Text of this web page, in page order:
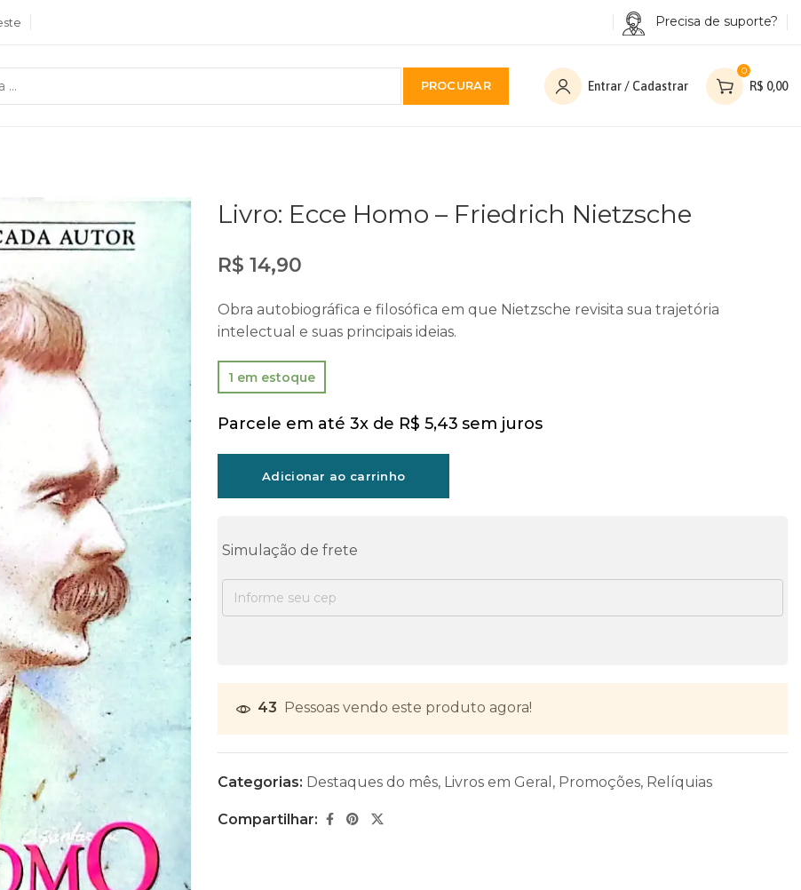
Precisa de suporte?
PROCURAR Entrar / Cadastrar
0
R$ 0,00
Livro: Ecce Homo – Friedrich Nietzsche
R$ 14,90
Obra autobiográfica e filosófica em que Nietzsche revisita sua trajetória
intelectual e suas principais ideias.
1 em estoque
Parcele em até 3x de R$ 5,43 sem juros
Adicionar ao carrinho
Simulação de frete
43 Pessoas vendo este produto agora!
Categorias: Destaques do mês, Livros em Geral , Promoções, Relíquias
Compartilhar: